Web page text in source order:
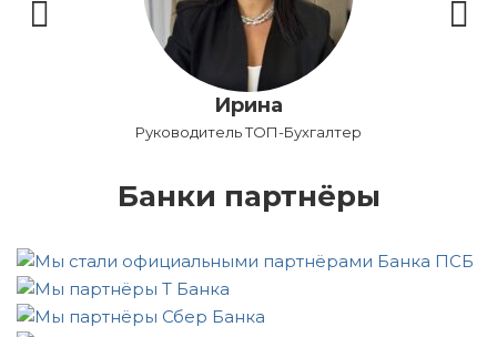
Ирина
Руководитель ТОП-Бухгалтер
Банки партнёры